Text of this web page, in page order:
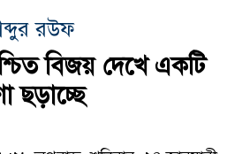
রউফ
বিজয় দেখে একটি
ছড়াচ্ছে